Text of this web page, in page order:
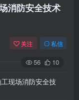
消防安全技术
关注 私信
56 10
现场消防安全技